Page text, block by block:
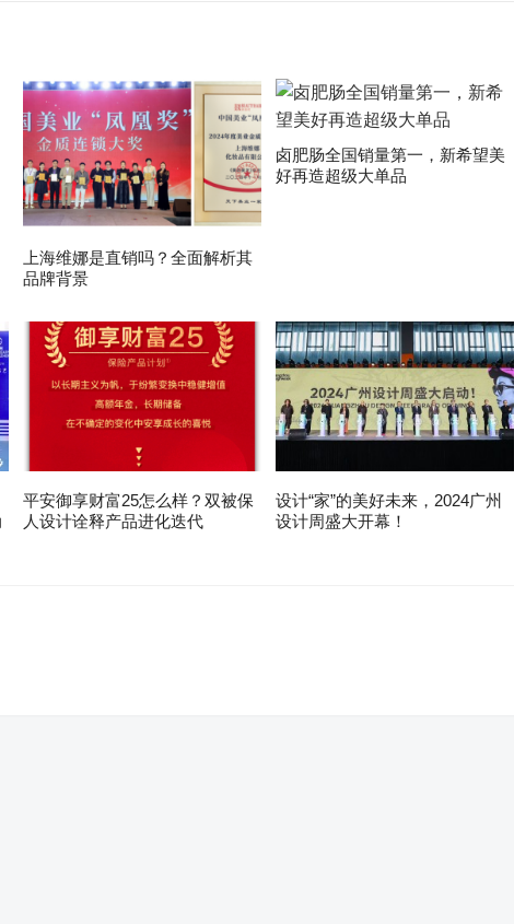
上海维娜是直销吗？全面解析其
品牌背景
卤肥肠全国销量第一，新希望美
好再造超级大单品
平安御享财富25怎么样？双被保
人设计诠释产品进化迭代
设计“家”的美好未来，2024广州
设计周盛大开幕！